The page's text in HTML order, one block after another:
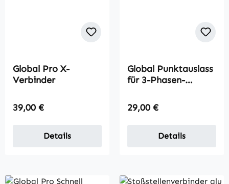
Global Pro X-
Verbinder
Regulärer Preis:
39,00 €
Details
Global Punktauslass
für 3-Phasen-
Adapter
Regulärer Preis:
29,00 €
Details